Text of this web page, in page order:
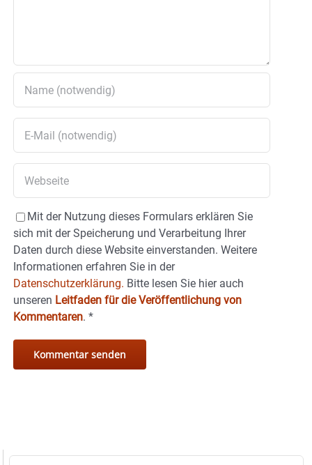
Mit der Nutzung dieses Formulars erklären Sie
sich mit der Speicherung und Verarbeitung Ihrer
Daten durch diese Website einverstanden. Weitere
Informationen erfahren Sie in der
Datenschutzerklärung. Bitte lesen Sie hier auch
unseren Leitfaden für die Veröffentlichung von
Kommentaren. *